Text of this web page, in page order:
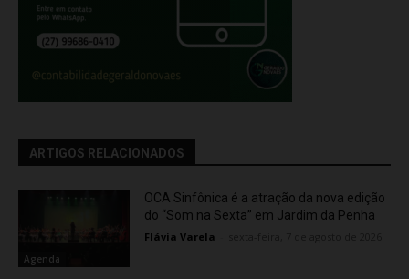
ARTIGOS RELACIONADOS
Agenda
OCA Sinfônica é a atração da nova edição
do “Som na Sexta” em Jardim da Penha
Flávia Varela